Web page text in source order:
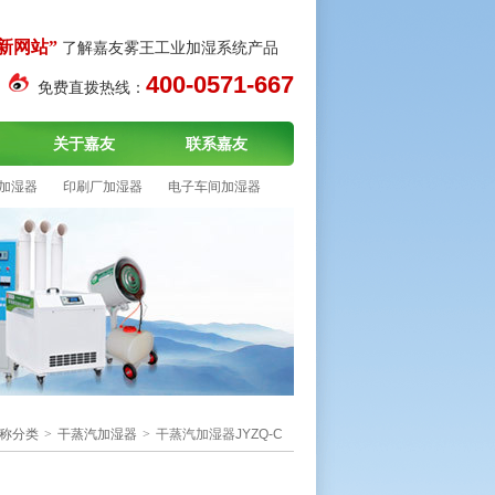
网站” 了解嘉友雾王工业加湿系统产品
免费直拨热线： 400-0571-667
关于嘉友 联系嘉友
湿器 印刷厂加湿器 电子车间加湿器
分类 > 干蒸汽加湿器 > 干蒸汽加湿器JYZQ-C